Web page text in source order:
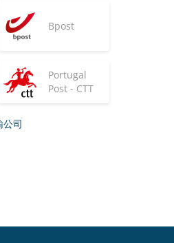
Bpost
Portugal
Post - CTT
公司